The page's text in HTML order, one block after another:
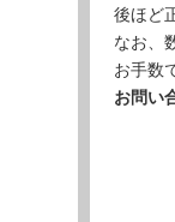
後ほど
なお、
お手数
お問い